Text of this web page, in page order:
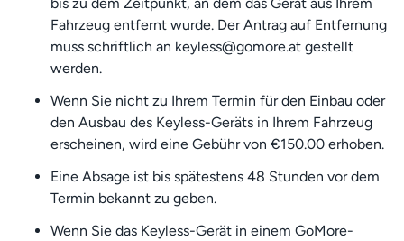
Fahrzeug entfernt wurde. Der Antrag auf Entfernung
muss schriftlich an keyless@gomore.at gestellt
werden.
Wenn Sie nicht zu Ihrem Termin für den Einbau oder
den Ausbau des Keyless-Geräts in Ihrem Fahrzeug
erscheinen, wird eine Gebühr von €150.00 erhoben.
Eine Absage ist bis spätestens 48 Stunden vor dem
Termin bekannt zu geben.
Wenn Sie das Keyless-Gerät in einem GoMore-